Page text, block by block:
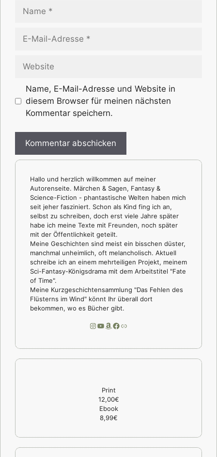
Name
Website
Name, E-Mail-Adresse und Website in
diesem Browser für meinen nächsten
Kommentar speichern.
Hallo und herzlich willkommen auf meiner
Autorenseite. Märchen & Sagen, Fantasy &
Science-Fiction - phantastische Welten haben mich
seit jeher fasziniert. Schon als Kind fing ich an,
selbst zu schreiben, doch erst viele Jahre später
habe ich meine Texte mit Freunden, noch später
mit der Öffentlichkeit geteilt.
Meine Geschichten sind meist ein bisschen düster,
manchmal unheimlich, oft melancholisch. Aktuell
schreibe ich an einem mehrteiligen Projekt, meinem
Sci-Fantasy-Königsdrama mit dem Arbeitstitel "Fate
of Time".
Meine Kurzgeschichtensammlung "Das Fehlen des
Flüsterns im Wind" könnt Ihr überall dort
bekommen, wo es Bücher gibt.
Instagram
YouTube
Amazon
Facebook
Link
Print
12,00€
Ebook
8,99€